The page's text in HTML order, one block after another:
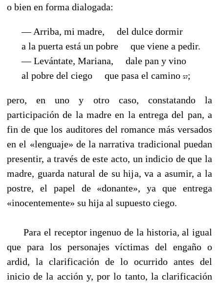
o bien en forma dialogada:
— Arriba, mi madre, del dulce dormir
a la puerta está un pobre que viene a pedir.
— Levántate, Mariana, dale pan y vino
al pobre del ciego que pasa el camino 57;
pero, en uno y otro caso, constatando la
participación de la madre en la entrega del pan, a
fin de que los auditores del romance más versados
en el «lenguaje» de la narrativa tradicional puedan
presentir, a través de este acto, un indicio de que la
madre, guarda natural de su hija, va a asumir, a la
postre, el papel de «donante», ya que entrega
«inocentemente» su hija al supuesto ciego.
Para el receptor ingenuo de la historia, al igual
que para los personajes víctimas del engaño o
ardid, la clarificación de lo ocurrido antes del
inicio de la acción y, por lo tanto, la clarificación